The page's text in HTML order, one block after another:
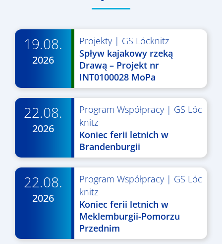
19.08.
2026
Projekty| GS Löcknitz
Spływ kajakowy rzeką
Drawą – Projekt nr
INT0100028 MoPa
22.08.
2026
Program Współpracy| GS Löc
knitz
Koniec ferii letnich w
Brandenburgii
22.08.
2026
Program Współpracy| GS Löc
knitz
Koniec ferii letnich w
Meklemburgii-Pomorzu
Przednim